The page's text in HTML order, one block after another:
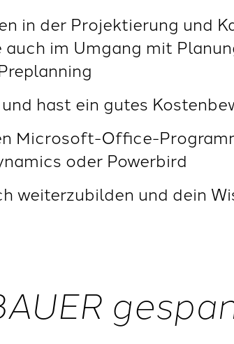
in der Projektierung und
im Umgang mit
hast ein gutes
Microsoft-Office-
oder Powerbird
weiterzubilden und dein